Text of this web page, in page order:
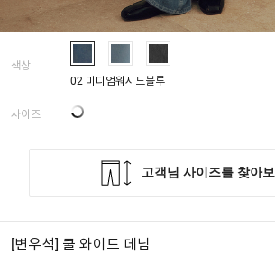
색상
02 미디엄워시드블루
사이즈
[변우석] 쿨 와이드 데님